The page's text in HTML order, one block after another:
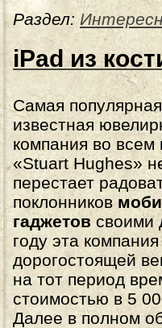
Раздел:
iPad из
Самая
известная
компания во всем
«Stuart Hughes»
перестает
поклонников
гаджетовсвоими
году эта
дорогостоящей
на тот период
стоимостью в 5
Далее в полном